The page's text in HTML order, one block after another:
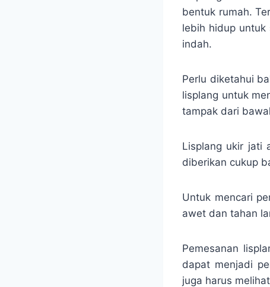
bentuk rumah.
lebih hidup untuk
indah.
Perlu diketahui
lisplang untuk
tampak dari
Lisplang ukir jati
diberikan cukup
Untuk mencari
awet dan tahan
Pemesanan
dapat menjadi
juga harus